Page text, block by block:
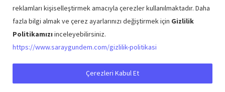
Copyright © 2026 Saray Gündem Tüm Hakları Saklıdır.
Künye Şartlar ve Koşullar Gizlilik Politikası İletişim
reklamları kişiselleştirmek amacıyla çerezler kullanılmaktadır. Daha
fazla bilgi almak ve çerez ayarlarınızı değiştirmek için Gizlilik
Politikamızı inceleyebilirsiniz.
https://www.saraygundem.com/gizlilik-politikasi
Çerezleri Kabul Et